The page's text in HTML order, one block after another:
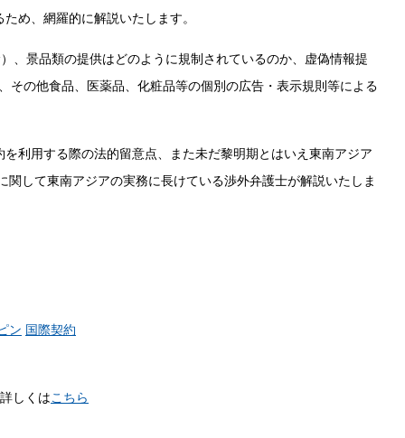
め、網羅的に解説いたします。
、景品類の提供はどのように規制されているのか、虚偽情報提
の他食品、医薬品、化粧品等の個別の広告・表示規則等による
利用する際の法的留意点、また未だ黎明期とはいえ東南アジア
して東南アジアの実務に長けている渉外弁護士が解説いたしま
ン 国際契約
しくはこちら